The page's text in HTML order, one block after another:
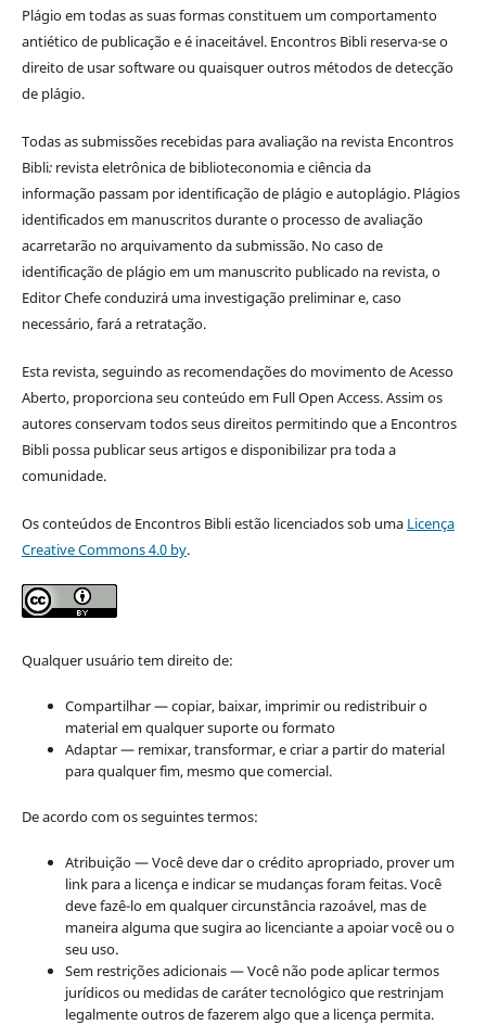
Plágio em todas as suas formas constituem um comportamento
antiético de publicação e é inaceitável. Encontros Bibli reserva-se o
direito de usar software ou quaisquer outros métodos de detecção
de plágio.
Todas as submissões recebidas para avaliação na revista Encontros
Bibli: revista eletrônica de biblioteconomia e ciência da
informaçãopassam por identificação de plágio e autoplágio. Plágios
identificados em manuscritos durante o processo de avaliação
acarretarão no arquivamento da submissão. No caso de
identificação de plágio em um manuscrito publicado na revista, o
Editor Chefe conduzirá uma investigação preliminar e, caso
necessário, fará a retratação.
Esta revista, seguindo as recomendações do movimento de Acesso
Aberto, proporciona seu conteúdo em Full Open Access. Assim os
autores conservam todos seus direitos permitindo que a Encontros
Bibli possa publicar seus artigos e disponibilizar pra toda a
comunidade.
Os conteúdos de Encontros Bibli estão licenciados sob uma Licença
Creative Commons 4.0 by.
Qualquer usuário tem direito de:
Compartilhar — copiar, baixar, imprimir ou redistribuir o
material em qualquer suporte ou formato
Adaptar — remixar, transformar, e criar a partir do material
para qualquer fim, mesmo que comercial.
De acordo com os seguintes termos:
Atribuição — Você deve dar o crédito apropriado, prover um
link para a licença e indicar se mudanças foram feitas. Você
deve fazê-lo em qualquer circunstância razoável, mas de
maneira alguma que sugira ao licenciante a apoiar você ou o
seu uso.
Sem restrições adicionais — Você não pode aplicar termos
jurídicos ou medidas de caráter tecnológico que restrinjam
legalmente outros de fazerem algo que a licença permita.